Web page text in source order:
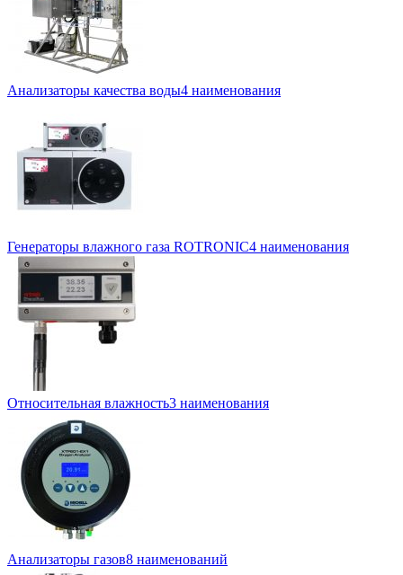
Анализаторы качества воды4 наименования
Генераторы влажного газа ROTRONIC4 наименования
Относительная влажность3 наименования
Анализаторы газов8 наименований